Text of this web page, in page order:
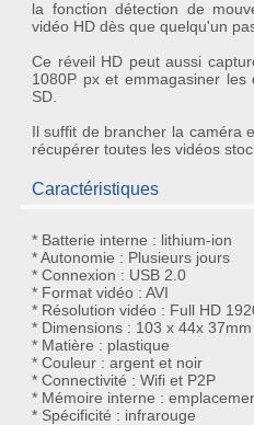
la fonctiondétection de
vidéo HD dès que quelqu'un
Ce réveil HD peut aussi
1080P px et emmagasiner
SD.
Il suffit de brancher la caméra
récupérer toutes les vidéos
Caractéristiques
* Batterie interne : lithium-ion
* Autonomie : Plusieurs jours
* Connexion : USB 2.0
* Format vidéo : AVI
* Résolution vidéo : Full HD
* Dimensions : 103 x 44x 37mm
* Matière : plastique
* Couleur : argent et noir
* Connectivité : Wifi et P2P
* Mémoire interne :
* Spécificité : infrarouge